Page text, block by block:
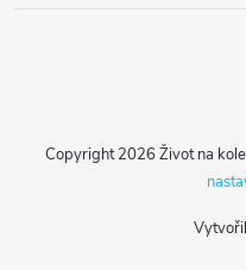
Copyright 2026 Život na kole